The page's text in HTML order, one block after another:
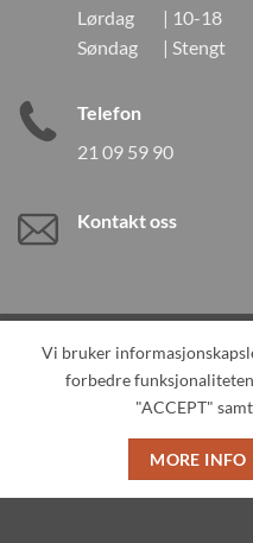
Lørdag | 10-18
Søndag | Stengt
Telefon
21 09 59 90
Kontakt oss
Visa
Visa
Electron
Vi bruker
forbedre
"ACCEPT"
MORE INFO